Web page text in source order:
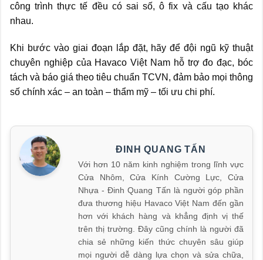
công trình thực tế đều có sai số, ô fix và cấu tạo khác
nhau.
Khi bước vào giai đoạn lắp đặt, hãy để đội ngũ kỹ thuật
chuyên nghiệp của Havaco Việt Nam hỗ trợ đo đạc, bóc
tách và báo giá theo tiêu chuẩn TCVN, đảm bảo mọi thông
số chính xác – an toàn – thẩm mỹ – tối ưu chi phí.
ĐINH QUANG TẤN
Với hơn 10 năm kinh nghiệm trong lĩnh vực
Cửa Nhôm, Cửa Kính Cường Lực, Cửa
Nhựa - Đinh Quang Tấn là người góp phần
đưa thương hiệu Havaco Việt Nam đến gần
hơn với khách hàng và khẳng định vị thế
trên thị trường. Đây cũng chính là người đã
chia sẻ những kiến thức chuyên sâu giúp
mọi người dễ dàng lựa chọn và sửa chữa,